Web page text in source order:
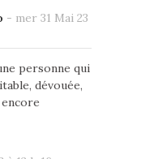
- mer 31 Mai 23
personne qui
dévouée,